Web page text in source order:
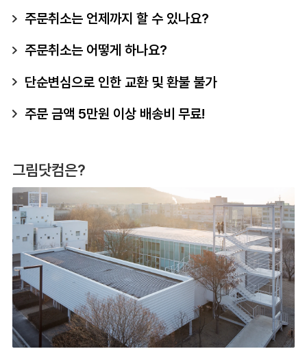
주문취소는 언제까지 할 수 있나요?
주문취소는 어떻게 하나요?
단순변심으로 인한 교환 및 환불 불가
주문 금액 5만원 이상 배송비 무료!
그림닷컴은?